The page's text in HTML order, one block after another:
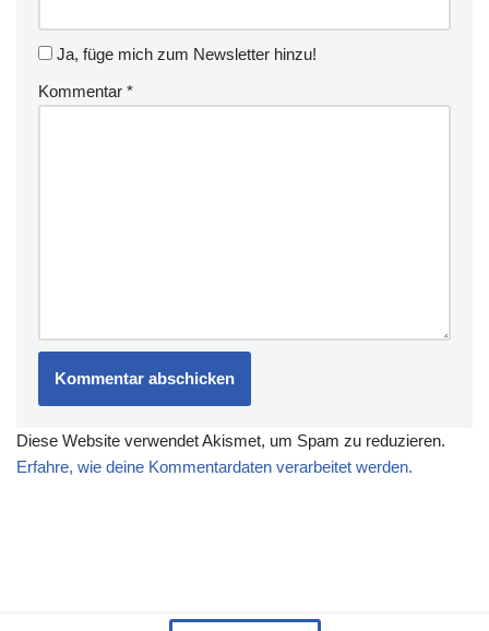
Ja, füge mich zum Newsletter hinzu!
Kommentar *
Diese Website verwendet Akismet, um Spam zu reduzieren.
Erfahre, wie deine Kommentardaten verarbeitet werden.